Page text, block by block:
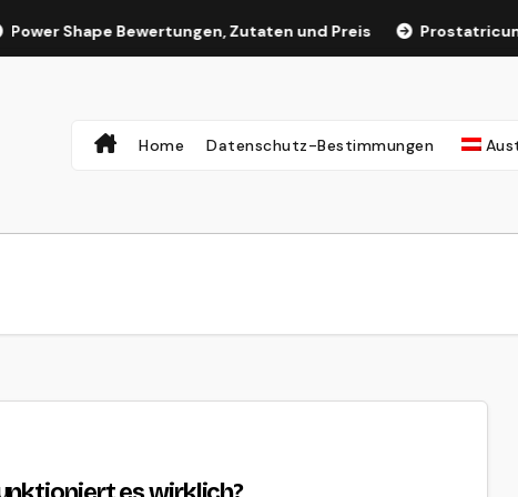
Shape Bewertungen, Zutaten und Preis Prostatricum
Home Datenschutz-Bestimmungen